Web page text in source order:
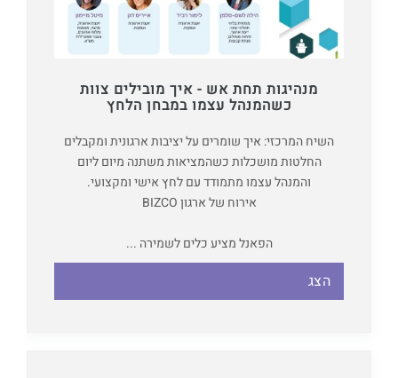
מנהיגות תחת אש - איך מובילים צוות
כשהמנהל עצמו במבחן הלחץ
השיח המרכזי: איך שומרים על יציבות ארגונית ומקבלים
החלטות מושכלות כשהמציאות משתנה מיום ליום
והמנהל עצמו מתמודד עם לחץ אישי ומקצועי.
אירוח של ארגון BIZCO
הפאנל מציע כלים לשמירה ...
הצג